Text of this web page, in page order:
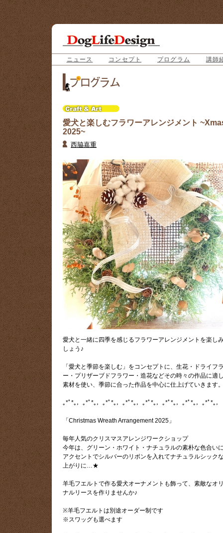
ニュース コンセプト プログラム 講師
愛犬と楽しむフラワーアレンジメント
2025~
西脇嘉重
愛犬と一緒に四季を感じるフラワーアレンジメントを楽し
しょう♪
「愛犬と季節を楽しむ」をコンセプトに、生花・ドライフ
ー・プリザーブドフラワー・造花などその時々の作品に適
素材を使い、季節に合った作品を中心に仕上げていきます
｡*ﾟ*｡，｡*ﾟ*｡，｡*ﾟ*｡，｡*ﾟ*｡，｡*ﾟ*｡，｡*ﾟ*｡，｡*ﾟ*｡，｡*ﾟ*｡，
「Christmas Wreath Arrangement 2025」
毎年人気のクリスマスアレンジワークショップ
今年は、グリーン・ホワイト・ナチュラルの素朴な色合い
アクセントでシルバーのリボンを入れてナチュラルシック
上がりに…★
羊毛フエルトで作る愛犬オーナメントも飾って、素敵なオ
ナルリースを作りませんか♪
※羊毛フエルトは別途オーダー制です
※スワッグも選べます